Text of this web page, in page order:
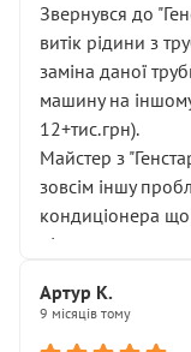
Звернувся до
витік рідини з
заміна даної
машину на
12+тис.грн).
Майстер з
зовсім іншу
кондиціонера
підсумку.
Артур К.
9 місяців тому